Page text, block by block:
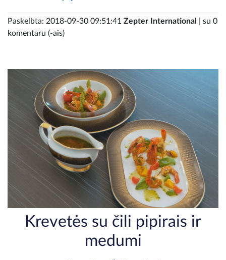
Paskelbta: 2018-09-30 09:51:41 Zepter International
| su 0
komentaru (-ais)
Krevetės su čili pipirais ir
medumi